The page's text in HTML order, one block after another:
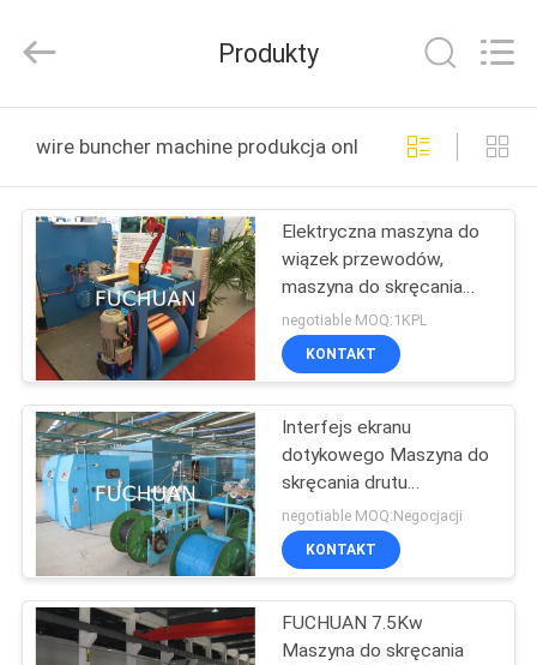
PRODUKTY
FILMY
VR
SHOW
WYCIECZKA
and
Mechanical
Rights
Produkty
wire buncher machine produkcja online
Elektryczna maszyna do
wiązek przewodów,
maszyna do skręcania
kabli z napędem
pasowym
negotiable MOQ:1KPL
KONTAKT
Interfejs ekranu
dotykowego Maszyna do
skręcania drutu
miedzianego, Maszyna
do wiązki przewodów
drutowych
negotiable MOQ:Negocjacji
KONTAKT
FUCHUAN 7.5Kw
Maszyna do skręcania